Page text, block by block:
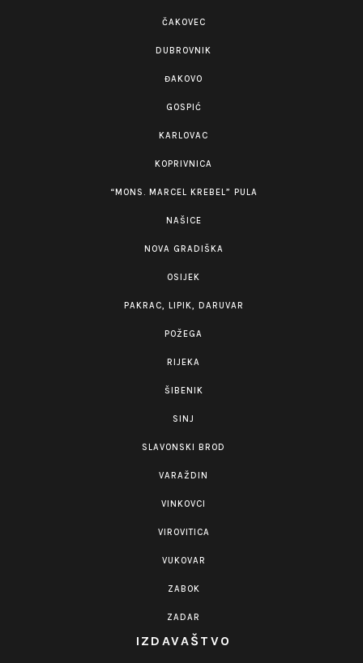
ČAKOVEC
DUBROVNIK
ĐAKOVO
GOSPIĆ
KARLOVAC
KOPRIVNICA
“MONS. MARCEL KREBEL” PULA
NAŠICE
NOVA GRADIŠKA
OSIJEK
PAKRAC, LIPIK, DARUVAR
POŽEGA
RIJEKA
ŠIBENIK
SINJ
SLAVONSKI BROD
VARAŽDIN
VINKOVCI
VIROVITICA
VUKOVAR
ZABOK
ZADAR
IZDAVAŠTVO